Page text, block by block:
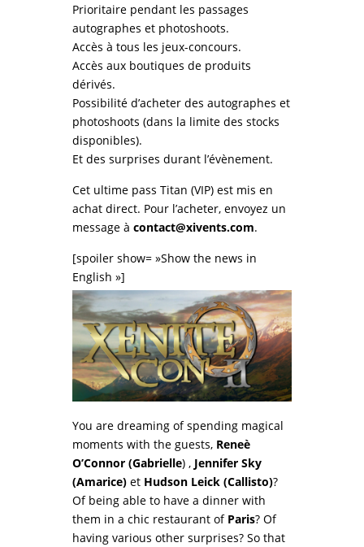
Prioritaire pendant les passages
autographes et photoshoots.
Accès à tous les jeux-concours.
Accès aux boutiques de produits
dérivés.
Possibilité d’acheter des autographes et
photoshoots (dans la limite des stocks
disponibles).
Et des surprises durant l’évènement.
Cet ultime pass Titan (VIP) est mis en
achat direct. Pour l’acheter, envoyez un
message à contact@xivents.com.
[spoiler show= »Show the news in
English »]
You are dreaming of spending magical
moments with the guests, Reneè
O’Connor (Gabrielle) , Jennifer Sky
(Amarice) et Hudson Leick (Callisto)?
Of being able to have a dinner with
them in a chic restaurant of Paris? Of
having various other surprises? So that